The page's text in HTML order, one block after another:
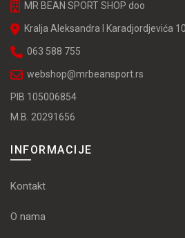
MR BEAN SPORT SHOP doo
Kralja Aleksandra I Karadjordjevića
063 588 755
webshop@mrbeansport.rs
PIB 105006854
M.B. 20291656
INFORMACIJE
Kontakt
O nama